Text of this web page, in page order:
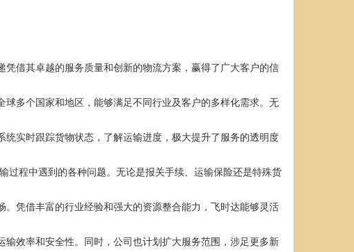
借其卓越的服务质量和创新的物流方案，赢得了广大客户的信
多个国家和地区，能够满足不同行业及客户的多样化需求。无
实时跟踪货物状态，了解运输进度，极大提升了服务的透明度
程中遇到的各种问题。无论是报关手续、运输保险还是特殊货
凭借丰富的行业经验和强大的资源整合能力，飞时达能够灵活
效率和安全性。同时，公司也计划扩大服务范围，涉足更多新